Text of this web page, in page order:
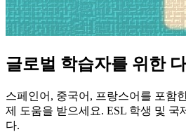
글로벌 학습자를 위한
스페인어, 중국어, 프랑스어를 포함
제 도움을 받으세요. ESL 학생 및 국
다.